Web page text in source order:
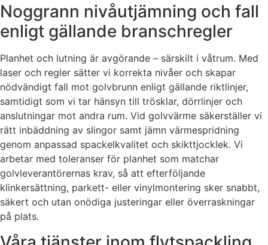
Noggrann nivåutjämning och fall
enligt gällande branschregler
Planhet och lutning är avgörande – särskilt i våtrum. Med
laser och regler sätter vi korrekta nivåer och skapar
nödvändigt fall mot golvbrunn enligt gällande riktlinjer,
samtidigt som vi tar hänsyn till trösklar, dörrlinjer och
anslutningar mot andra rum. Vid golvvärme säkerställer vi
rätt inbäddning av slingor samt jämn värmespridning
genom anpassad spackelkvalitet och skikttjocklek. Vi
arbetar med toleranser för planhet som matchar
golvleverantörernas krav, så att efterföljande
klinkersättning, parkett- eller vinylmontering sker snabbt,
säkert och utan onödiga justeringar eller överraskningar
på plats.